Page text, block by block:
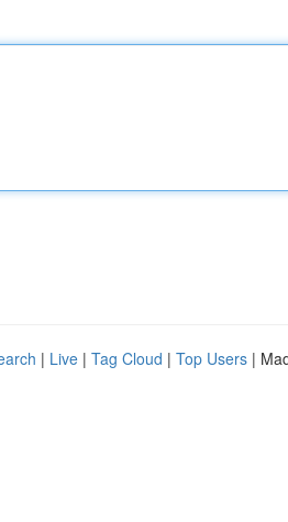
| Live | Tag Cloud | Top Users |